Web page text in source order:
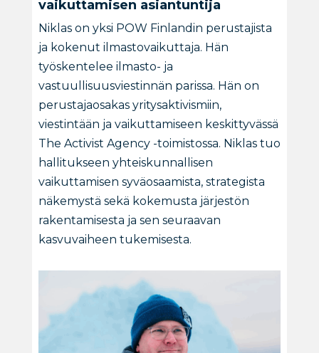
vaikuttamisen asiantuntija
Niklas on yksi POW Finlandin perustajista
ja kokenut ilmastovaikuttaja. Hän
työskentelee ilmasto- ja
vastuullisuusviestinnän parissa. Hän on
perustajaosakas yritysaktivismiin,
viestintään ja vaikuttamiseen keskittyvässä
The Activist Agency -toimistossa. Niklas tuo
hallitukseen yhteiskunnallisen
vaikuttamisen syväosaamista, strategista
näkemystä sekä kokemusta järjestön
rakentamisesta ja sen seuraavan
kasvuvaiheen tukemisesta.